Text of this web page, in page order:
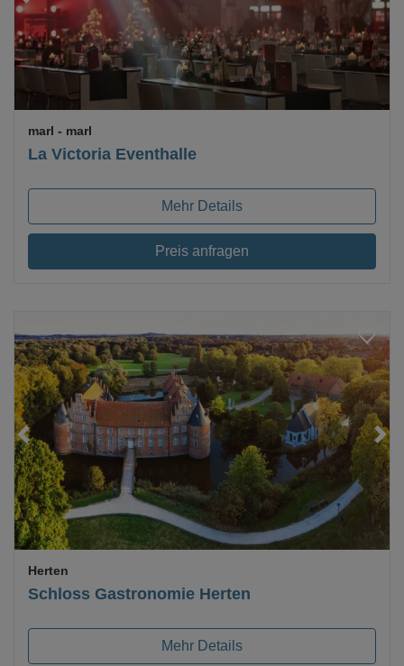
La Victoria Eventhalle
marl - marl
Mehr Details
Preis anfragen
Loading...
Schloss Gastronomie Herten
Herten
Mehr Details